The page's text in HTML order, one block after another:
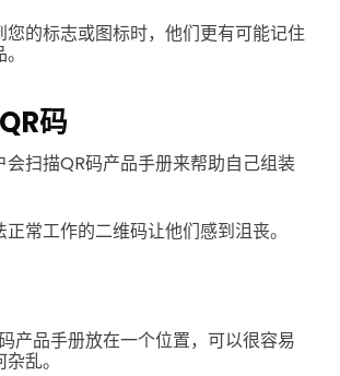
您的标志或图标时，他们更有可能记住
码
会扫描QR码产品手册来帮助自己组装
常工作的二维码让他们感到沮丧。
产品手册放在一个位置，可以很容易
乱。